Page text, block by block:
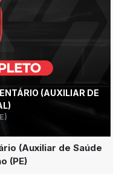
(AUXILIAR DE
(Auxiliar de Saúde
(PE)